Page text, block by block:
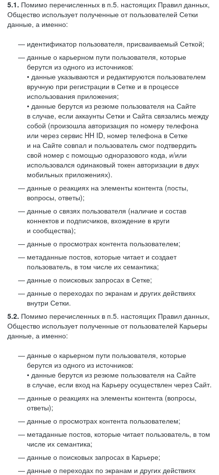
5.1. Помимо перечисленных в п.5. настоящих Правил данных,
Общество использует полученные от пользователей Сетки
данные, а именно:
идентификатор пользователя, присваиваемый Сеткой;
данные о карьерном пути пользователя, которые
берутся из одного из источников:
• данные указываются и редактируются пользователем
вручную при регистрации в Сетке и в процессе
использования приложения;
• данные берутся из резюме пользователя на Сайте
в случае, если аккаунты Сетки и Сайта связались между
собой (произошла авторизация по номеру телефона
или через сервис HH ID, номер телефона в Сетке
и на Сайте совпал и пользователь смог подтвердить
свой номер с помощью одноразового кода, и/или
использовался одинаковый токен авторизации в двух
мобильных приложениях).
данные о реакциях на элементы контента (посты,
вопросы, ответы);
данные о связях пользователя (наличие и состав
коннектов и подписчиков, вхождение в круги
и сообщества);
данные о просмотрах контента пользователем;
метаданные постов, которые читает и создает
пользователь, в том числе их семантика;
данные о поисковых запросах в Сетке;
данные о переходах по экранам и других действиях
внутри Сетки.
5.2. Помимо перечисленных в п.5. настоящих Правил данных,
Общество использует полученные от пользователей Карьеры
данные, а именно:
данные о карьерном пути пользователя, которые
берутся из одного из источников:
• данные берутся из резюме пользователя на Сайте
в случае, если вход на Карьеру осуществлен через Сайт.
данные о реакциях на элементы контента (вопросы,
ответы);
данные о просмотрах контента пользователем;
метаданные постов, которые читает пользователь, в том
числе их семантика;
данные о поисковых запросах в Карьере;
данные о переходах по экранам и других действиях